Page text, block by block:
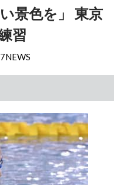
景色を」 東京
習